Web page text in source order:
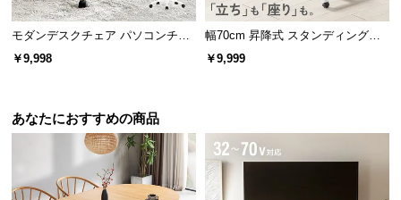
物を手に取りやすいオープン収納棚。文房具やA4フ
ァイルなどデスク周りに必要なものを無駄なく収納
できます。
モダンデスクチェア パソコンチェ
ア
￥9,998
幅70cm 昇降式 スタンディングデ
スク
￥9,999
あなたにおすすめの商品